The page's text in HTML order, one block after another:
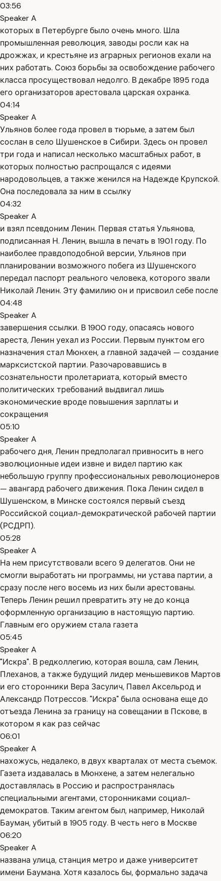
03:56
Speaker A
которых в Петербурге было очень много. Шла
промышленная революция, заводы росли как на
дрожжах, и крестьяне из аграрных регионов ехали на
них работать. Союз борьбы за освобождение рабочего
класса просуществовал недолго. В декабре 1895 года
его организаторов арестовала царская охранка.
04:14
Speaker A
Ульянов более года провел в тюрьме, а затем был
сослан в село Шушенское в Сибири. Здесь он провел
три года и написал несколько масштабных работ, в
которых полностью распрощался с идеями
народовольцев, а также женился на Надежде Крупской.
Она последовала за ним в ссылку
04:32
Speaker A
и взял псевдоним Ленин. Первая статья Ульянова,
подписанная Н. Ленин, вышла в печать в 1901 году. По
наиболее правдоподобной версии, Ульянов при
планировании возможного побега из Шушенского
передал паспорт реального человека, которого звали
Николай Ленин. Эту фамилию он и присвоил себе после
04:48
Speaker A
завершения ссылки. В 1900 году, опасаясь нового
ареста, Ленин уехал из России. Первым пунктом его
назначения стал Мюнхен, а главной задачей — создание
марксистской партии. Разочаровавшись в
сознательности пролетариата, который вместо
политических требований выдвигал лишь
экономические вроде повышения зарплаты и
сокращения
05:10
Speaker A
рабочего дня, Ленин предполагал привносить в него
эволюционные идеи извне и видел партию как
небольшую группу профессиональных революционеров
— авангард рабочего движения. Пока Ленин сидел в
Шушенском, в Минске состоялся первый съезд
Российской социал-демократической рабочей партии
(РСДРП).
05:28
Speaker A
На нем присутствовали всего 9 делегатов. Они не
смогли выработать ни программы, ни устава партии, а
сразу после него восемь из них были арестованы.
Теперь Ленин решил превратить эту не до конца
оформленную организацию в настоящую партию.
Главным его оружием стала газета
05:45
Speaker A
"Искра". В редколлегию, которая вошла, сам Ленин,
Плеханов, а также будущий лидер меньшевиков Мартов
и его сторонники Вера Засулич, Павел Аксельрод и
Александр Потрессов. "Искра" была основана еще до
отъезда Ленина за границу на совещании в Пскове, в
котором я как раз сейчас
06:01
Speaker A
нахожусь, недалеко, в двух кварталах от места съемок.
Газета издавалась в Мюнхене, а затем нелегально
доставлялась в Россию и распространялась
специальными агентами, сторонниками социал-
демократов. Таким агентом был, например, Николай
Бауман, убитый в 1905 году. В честь него в Москве
06:20
Speaker A
названа улица, станция метро и даже университет
имени Баумана. Хотя казалось бы, формально задача